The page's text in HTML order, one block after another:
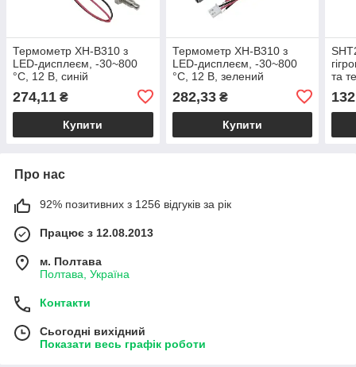
Термометр XH-B310 з
LED-дисплеєм, -30~800
°C, 12 В, синій
274,11 ₴
Купити
Термометр XH-B310 з
LED-дисплеєм, -30~800
°C, 12 В, зелений
282,33₴
Купити
та
Про нас
92% позитивних з 1256 відгуків за рік
Працює з 12.08.2013
м. Полтава
Полтава, Україна
Контакти
Сьогодні вихідний
Показати весь графік роботи